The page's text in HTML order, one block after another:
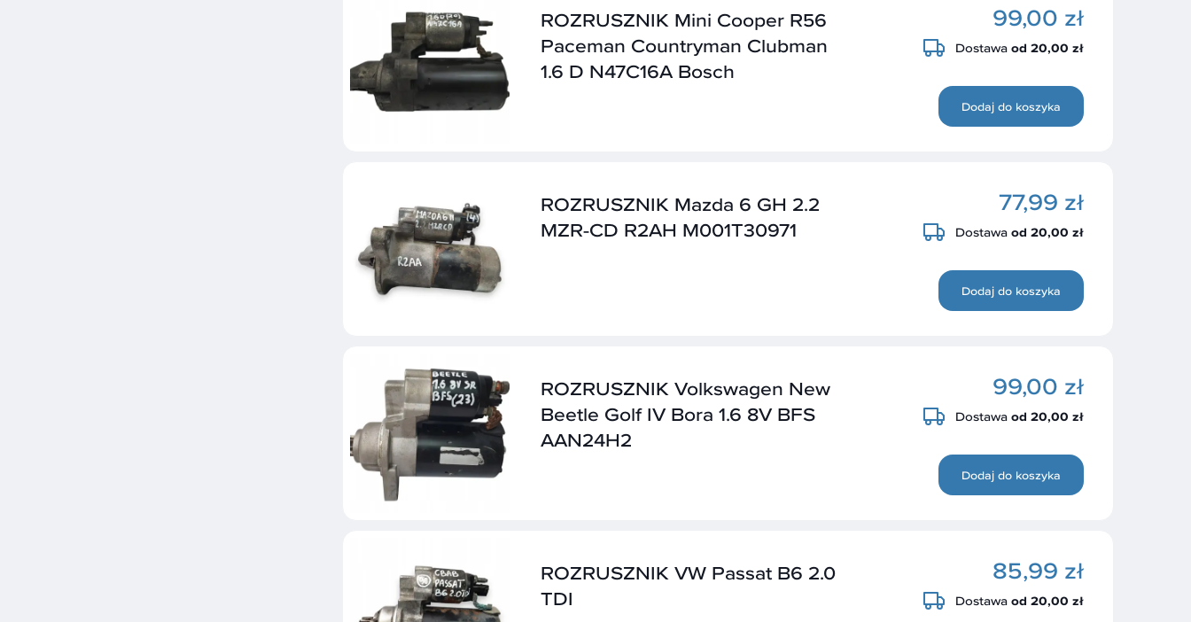
ROZRUSZNIK Mini Cooper R56
Paceman Countryman Clubman
1.6 D N47C16A Bosch
99,00 zł
Dostawa od 20,00 zł
Dodaj do koszyka
ROZRUSZNIK Mazda 6 GH 2.2
MZR-CD R2AH M001T30971
77,99 zł
Dostawa od 20,00 zł
Dodaj do koszyka
ROZRUSZNIK Volkswagen New
Beetle Golf IV Bora 1.6 8V BFS
AAN24H2
99,00 zł
Dostawa od 20,00 zł
Dodaj do koszyka
ROZRUSZNIK VW Passat B6 2.0
TDI
85,99 zł
Dostawa od 20,00 zł